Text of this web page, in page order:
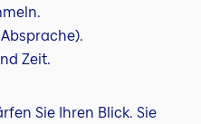
Zeit.
Sie Ihren Blick. Sie